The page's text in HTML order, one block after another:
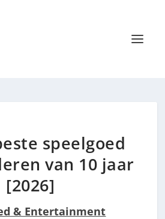
speelgoed
van 10 jaar
[2026]
& Entertainment